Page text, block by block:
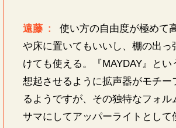
遠藤 : 使い方の自由度が極めて
や床に置いてもいいし、棚の出っ
けても使える。『MAYDAY』とい
想起させるように拡声器がモチー
るようですが、その独特なフォル
サマにしてアッパーライトとして